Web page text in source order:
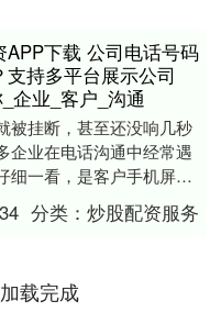
APP下载 公司电话号码
持多平台展示公司
企业_客户_沟通
被挂断，甚至还没响几秒
企业在电话沟通中经常遇
细一看，是客户手机屏幕
陌生数字，没有任何企业
被....分类：炒股配资服务
载完成